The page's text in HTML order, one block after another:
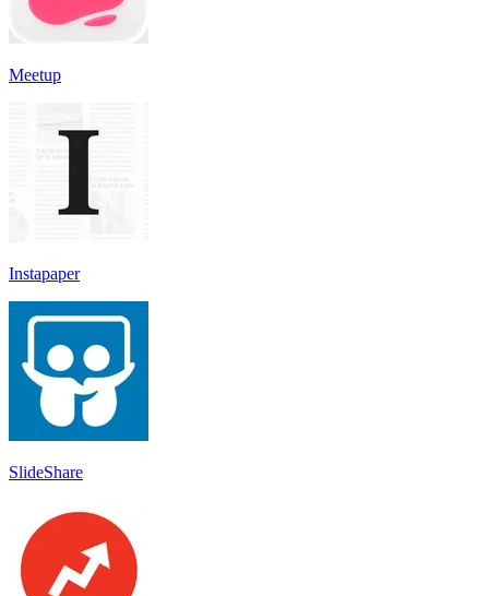
Meetup
Instapaper
SlideShare